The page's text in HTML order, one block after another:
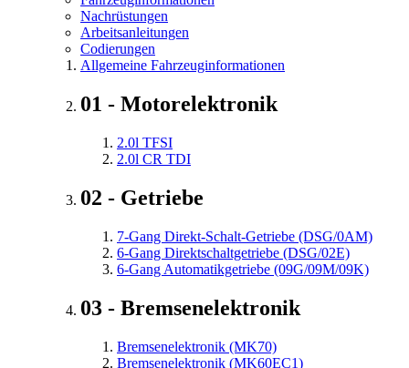
Nachrüstungen
Arbeitsanleitungen
Codierungen
Allgemeine Fahrzeuginformationen
01 - Motorelektronik
2.0l TFSI
2.0l CR TDI
02 - Getriebe
7-Gang Direkt-Schalt-Getriebe (DSG/0AM)
6-Gang Direktschaltgetriebe (DSG/02E)
6-Gang Automatikgetriebe (09G/09M/09K)
03 - Bremsenelektronik
Bremsenelektronik (MK70)
Bremsenelektronik (MK60EC1)